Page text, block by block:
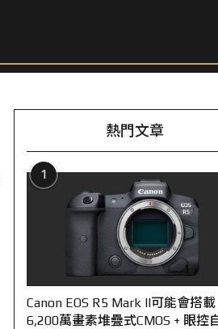
熱門文章
1
Canon EOS R5 Mark II可能會搭載
6,200萬畫素堆疊式CMOS + 眼控